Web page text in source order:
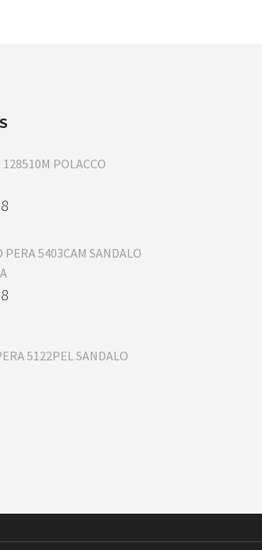
128510M POLACCO
PERA 5403CAM SANDALO
5122PEL SANDALO